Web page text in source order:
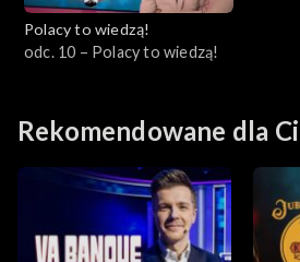
Polacy to wiedzą!
odc. 10 – Polacy to wiedzą!
Rekomendowane dla